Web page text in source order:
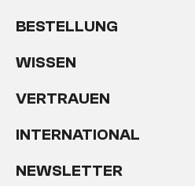
BESTELLUNG
WISSEN
VERTRAUEN
INTERNATIONAL
NEWSLETTER